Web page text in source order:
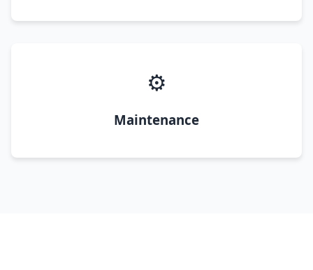
⚙️
Maintenance